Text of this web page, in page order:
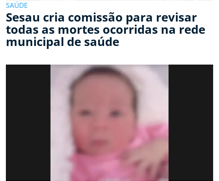
SAÚDE
Sesau cria comissão para revisar
todas as mortes ocorridas na rede
municipal de saúde